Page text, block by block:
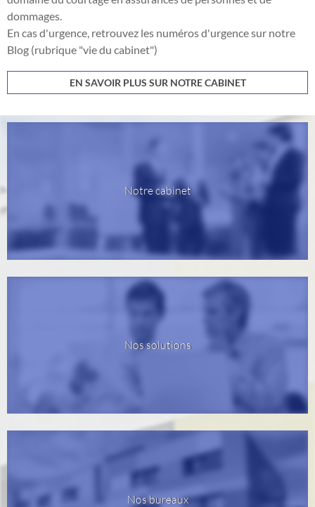
dommages.
En cas d'urgence, retrouvez les numéros d'urgence sur notre
Blog (rubrique "vie du cabinet")
EN SAVOIR PLUS SUR NOTRE CABINET
Notre cabinet
Nos solutions
Nos bureaux